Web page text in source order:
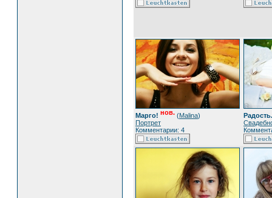
Марго! нов. (Malina)
Портрет
Комментарии: 4